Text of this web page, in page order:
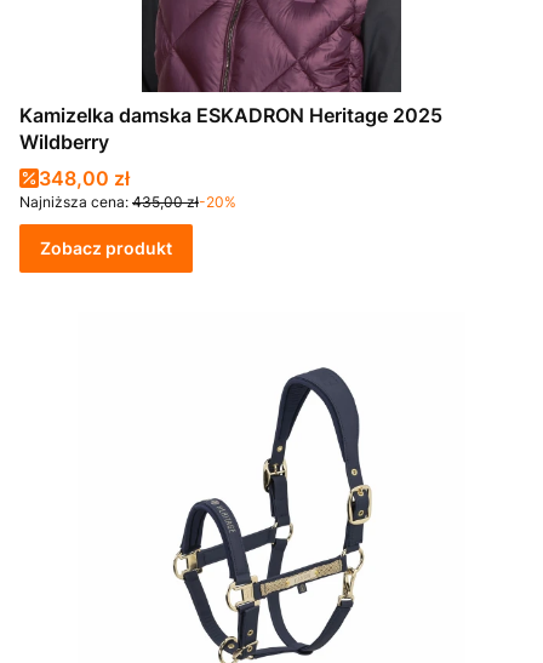
Kamizelka damska ESKADRON Heritage 2025
Wildberry
Cena promocyjna
348,00 zł
Najniższa cena: 435,00 zł-20%
Zobacz produkt